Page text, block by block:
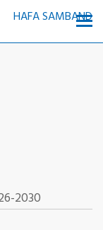
HAFA SAMBAND
2030